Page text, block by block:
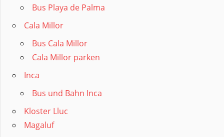
Bus Playa de Palma
Cala Millor
Bus Cala Millor
Cala Millor parken
Inca
Bus und Bahn Inca
Kloster Lluc
Magaluf